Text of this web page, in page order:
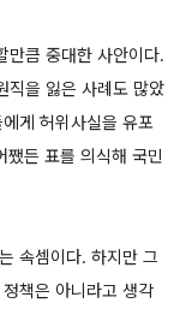
만큼 중대한 사안이다.
직을 잃은 사례도 많았
게 허위사실을 유포
쨌든 표를 의식해 국민
속셈이다. 하지만 그
책은 아니라고 생각